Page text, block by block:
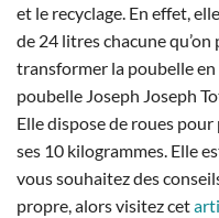
et le recyclage. En effet,
de 24 litres chacune
transformer la poubelle en
poubelle Joseph Joseph
Elle dispose de roues
ses 10 kilogrammes. Elle
vous souhaitez des
propre, alors visitez cet